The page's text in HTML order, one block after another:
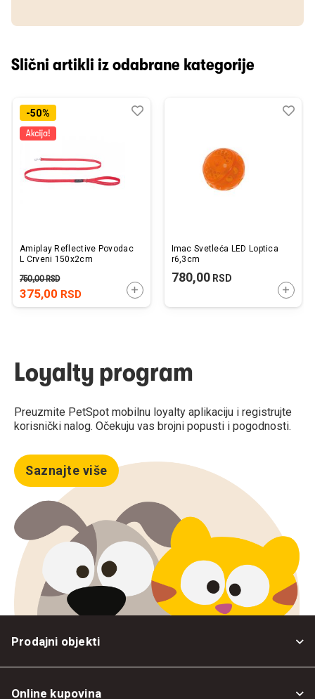
Slični artikli iz odabrane kategorije
-50%
Amiplay Reflective Povodac
L Crveni 150x2cm
375,00 RSD
750,00RSD
DODAJTE U KORPU
Dodaj
Uporedi
Imac Svetleća LED Loptica
r6,3cm
780,00RSD
Loyalty program
Preuzmite PetSpot mobilnu loyalty aplikaciju i registrujte
korisnički nalog. Očekuju vas brojni popusti i pogodnosti.
Saznajte više
Prodajni objekti
Online kupovina